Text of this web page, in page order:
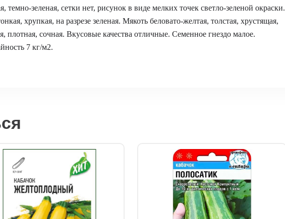
темно-зеленая, сетки нет, рисунок в виде мелких точек светло-зеленой окраски.
хрупкая, на разрезе зеленая. Мякоть беловато-желтая, толстая, хрустящая,
плотная, сочная. Вкусовые качества отличные. Семенное гнездо малое.
7 кг/м2.